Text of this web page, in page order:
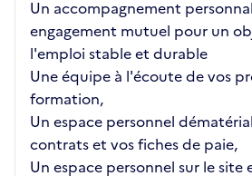
Un accompagnement
engagement mutuel pour un
l'emploi stable et durable
Une équipe à l'écoute de vos
formation,
Un espace personnel
contrats et vos fiches de paie,
Un espace personnel sur le